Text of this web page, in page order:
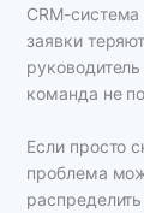
CRM-
заявки
команда не
Если просто
проблема